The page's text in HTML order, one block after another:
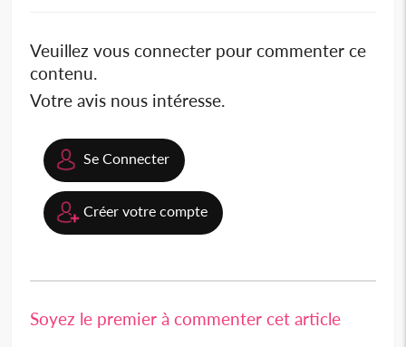
Veuillez vous connecter pour commenter ce
contenu.
Votre avis nous intéresse.
Se Connecter
Créer votre compte
Soyez le premier à commenter cet article